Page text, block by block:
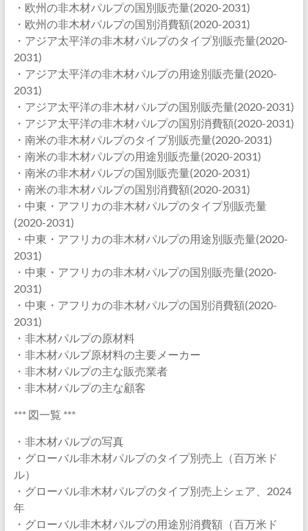
・欧州の非木材パルプの国別販売量(2020-2031)
・欧州の非木材パルプの国別消費額(2020-2031)
・アジア太平洋の非木材パルプのタイプ別販売量(2020-
2031)
・アジア太平洋の非木材パルプの用途別販売量(2020-
2031)
・アジア太平洋の非木材パルプの国別販売量(2020-2031)
・アジア太平洋の非木材パルプの国別消費額(2020-2031)
・南米の非木材パルプのタイプ別販売量(2020-2031)
・南米の非木材パルプの用途別販売量(2020-2031)
・南米の非木材パルプの国別販売量(2020-2031)
・南米の非木材パルプの国別消費額(2020-2031)
・中東・アフリカの非木材パルプのタイプ別販売量
(2020-2031)
・中東・アフリカの非木材パルプの用途別販売量(2020-
2031)
・中東・アフリカの非木材パルプの国別販売量(2020-
2031)
・中東・アフリカの非木材パルプの国別消費額(2020-
2031)
・非木材パルプの原材料
・非木材パルプ原材料の主要メーカー
・非木材パルプの主な販売業者
・非木材パルプの主な顧客
*** 図一覧 ***
・非木材パルプの写真
・グローバル非木材パルプのタイプ別売上（百万米ド
ル）
・グローバル非木材パルプのタイプ別売上シェア、2024
年
・グローバル非木材パルプの用途別消費額（百万米ド